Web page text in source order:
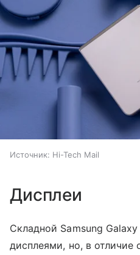
Источник: Hi-Tech Mail
Дисплеи
Складной Samsung
дисплеями, но, в отличие